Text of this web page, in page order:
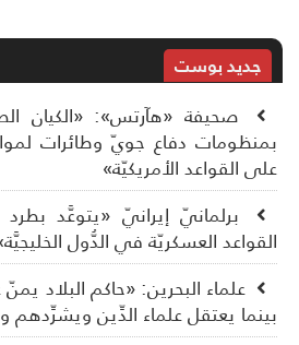
جديد بوست
صحيفة «هآرتس»: «الكيان
دفاع جويّ وطائرات لمواجهة
القواعد الأمريكيّة»
برلمانيّ إيرانيّ «يتوعَّد بطرد
العسكريّة في الدُّول الخليجيَّة»
علماء البحرين: «حاكم البلاد يمنّ
يعتقل علماء الدِّين ويشرِّدهم